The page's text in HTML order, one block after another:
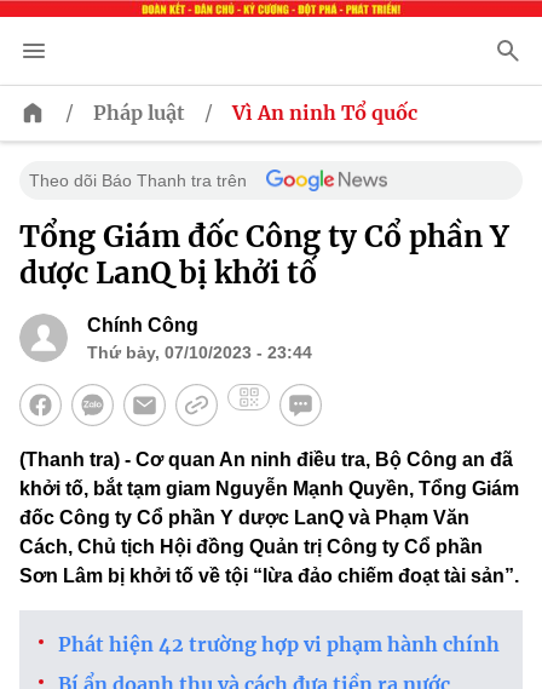
/ Pháp luật / Vì An ninh Tổ quốc
Theo dõi Báo Thanh tra trên
Tổng Giám đốc Công ty Cổ phần Y
dược LanQ bị khởi tố
Chính Công
Thứ bảy, 07/10/2023 - 23:44
(Thanh tra) - Cơ quan An ninh điều tra, Bộ Công an đã
khởi tố, bắt tạm giam Nguyễn Mạnh Quyền, Tổng Giám
đốc Công ty Cổ phần Y dược LanQ và Phạm Văn
Cách, Chủ tịch Hội đồng Quản trị Công ty Cổ phần
Sơn Lâm bị khởi tố về tội “lừa đảo chiếm đoạt tài sản”.
Phát hiện 42 trường hợp vi phạm hành chính